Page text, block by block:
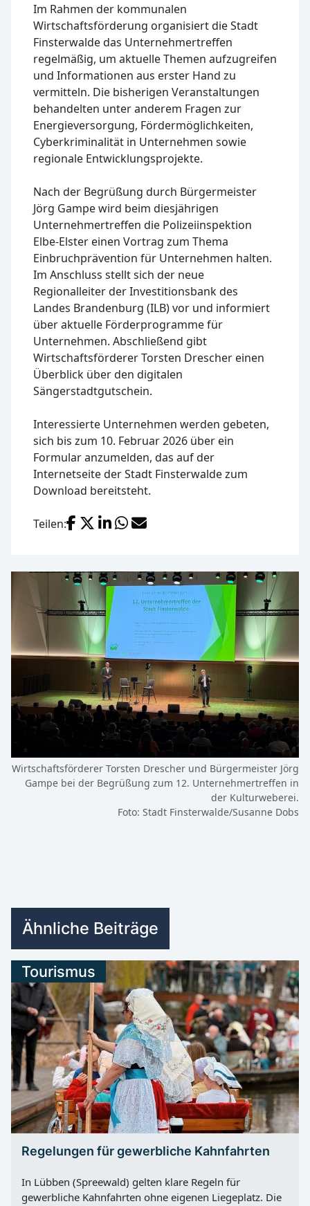
Im Rahmen der kommunalen
Wirtschaftsförderung organisiert die Stadt
Finsterwalde das Unternehmertreffen
regelmäßig, um aktuelle Themen aufzugreifen
und Informationen aus erster Hand zu
vermitteln. Die bisherigen Veranstaltungen
behandelten unter anderem Fragen zur
Energieversorgung, Fördermöglichkeiten,
Cyberkriminalität in Unternehmen sowie
regionale Entwicklungsprojekte.
Nach der Begrüßung durch Bürgermeister
Jörg Gampe wird beim diesjährigen
Unternehmertreffen die Polizeiinspektion
Elbe-Elster einen Vortrag zum Thema
Einbruchprävention für Unternehmen halten.
Im Anschluss stellt sich der neue
Regionalleiter der Investitionsbank des
Landes Brandenburg (ILB) vor und informiert
über aktuelle Förderprogramme für
Unternehmen. Abschließend gibt
Wirtschaftsförderer Torsten Drescher einen
Überblick über den digitalen
Sängerstadtgutschein.
Interessierte Unternehmen werden gebeten,
sich bis zum 10. Februar 2026 über ein
Formular anzumelden, das auf der
Internetseite der Stadt Finsterwalde zum
Download bereitsteht.
Teilen: Facebook
X (Twitter)
LinkedIn
WhatsApp
Wirtschaftsförderer Torsten Drescher und Bürgermeister Jörg
Gampe bei der Begrüßung zum 12. Unternehmertreffen in
der Kulturweberei.
Foto: Stadt Finsterwalde/Susanne Dobs
Ähnliche Beiträge
Tourismus
Regelungen für gewerbliche Kahnfahrten
In Lübben (Spreewald) gelten klare Regeln für
gewerbliche Kahnfahrten ohne eigenen Liegeplatz. Die